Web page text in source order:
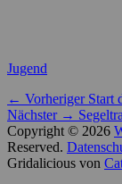
Kategorien
Jugend
← Vorheriger Start
Nächster →
Beitrag:
Copyright © 2026
Reserved.
Gridalicious von